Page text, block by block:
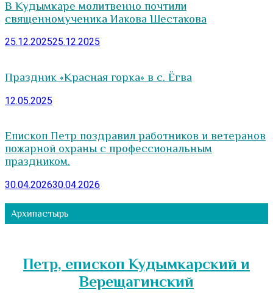
В Кудымкаре молитвенно почтили
священномученика Иакова Шестакова
25.12.202525.12.2025
Праздник «Красная горка» в с. Ёгва
12.05.2025
Епископ Петр поздравил работников и ветеранов
пожарной охраны с профессиональным
праздником.
30.04.202630.04.2026
Архипастырь
Петр, епископ Кудымкарский и
Верещагинский